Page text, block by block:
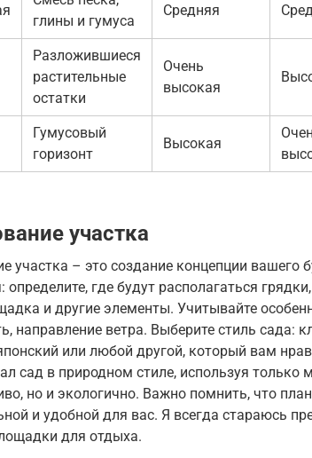
глины и гумуса
Средняя
Разложившиеся
растительные
остатки
Очень
высокая
Гумусовый
горизонт
Высокая
участка
участка – это создание концепции вашего
определите, где будут располагаться
и другие элементы. Учитывайте
направление ветра. Выберите стиль сада:
или любой другой, который вам
сад в природном стиле, используя только
но и экологично. Важно помнить, что
и удобной для вас. Я всегда стараюсь
для отдыха.